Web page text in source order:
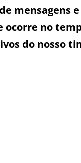
mensagens
no
do nosso